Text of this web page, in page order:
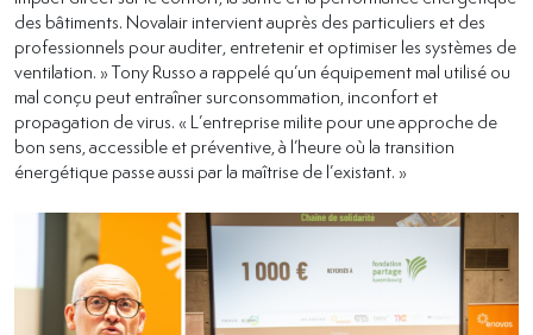
des bâtiments. Novalair intervient auprès des particuliers et des
professionnels pour auditer, entretenir et optimiser les systèmes de
ventilation. » Tony Russo a rappelé qu’un équipement mal utilisé ou
mal conçu peut entraîner surconsommation, inconfort et
propagation de virus. « L’entreprise milite pour une approche de
bon sens, accessible et préventive, à l’heure où la transition
énergétique passe aussi par la maîtrise de l’existant. »